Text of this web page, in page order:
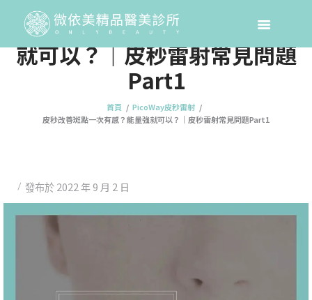
皮秒改善斑點一次有感？能量強
就可以？｜皮秒雷射常見問題
Part1
首頁
PicoWay皮秒雷射
皮秒改善斑點一次有感？能量強就可以？｜皮秒雷射常見問題Part1
發布於 2022 年 9 月 2 日